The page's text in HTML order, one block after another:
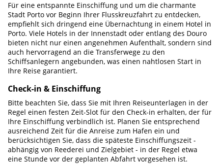
Für eine entspannte Einschiffung und um die charmante
Stadt Porto vor Beginn Ihrer Flusskreuzfahrt zu entdecken,
empfiehlt sich dringend eine Übernachtung in einem Hotel in
Porto. Viele Hotels in der Innenstadt oder entlang des Douro
bieten nicht nur einen angenehmen Aufenthalt, sondern sind
auch hervorragend an die Transferwege zu den
Schiffsanlegern angebunden, was einen nahtlosen Start in
Ihre Reise garantiert.
Check-in & Einschiffung
Bitte beachten Sie, dass Sie mit Ihren Reiseunterlagen in der
Regel einen festen Zeit-Slot für den Check-in erhalten, der für
Ihre Einschiffung verbindlich ist. Planen Sie entsprechend
ausreichend Zeit für die Anreise zum Hafen ein und
berücksichtigen Sie, dass die späteste Einschiffungszeit -
abhängig von Reederei und Zielgebiet - in der Regel etwa
eine Stunde vor der geplanten Abfahrt vorgesehen ist.